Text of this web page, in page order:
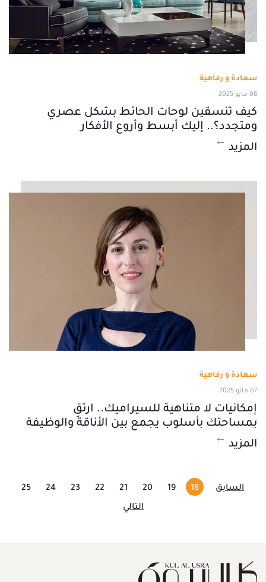
سعادة و رفاهية
08 مايو 2025
كيف تنسقين لوحات الحائط بشكل عصري
ومتجدد؟.. إليك أبسط وأروع الأفكار
المزيد
سعادة و رفاهية
07 مايو 2025
إمكانيات لا متناهية للسيراميك.. ارتقِ
بمساحتك بأسلوب يجمع بين الأناقة والوظيفة
المزيد
السابق 18
19
20
21
22
23
24
25
التالي